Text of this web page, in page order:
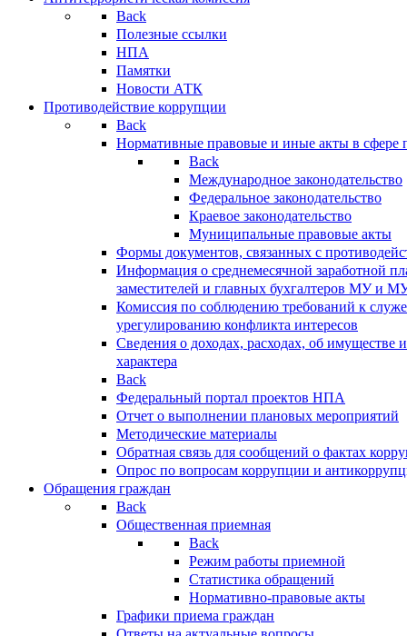
Back
Полезные ссылки
НПА
Памятки
Новости АТК
Противодействие коррупции
Back
Нормативные правовые и иные акты в сфере
Back
Международное законодательство
Федеральное законодательство
Краевое законодательство
Муниципальные правовые акты
Формы документов, связанных с
Информация о среднемесячной заработной
заместителей и главных бухгалтеров МУ и
Комиссия по соблюдению требований к
урегулированию конфликта интересов
Сведения о доходах, расходах, об имуществе
характера
Back
Федеральный портал проектов НПА
Отчет о выполнении плановых мероприятий
Методические материалы
Обратная связь для сообщений о фактах
Опрос по вопросам коррупции и
Обращения граждан
Back
Общественная приемная
Back
Режим работы приемной
Статистика обращений
Нормативно-правовые акты
Графики приема граждан